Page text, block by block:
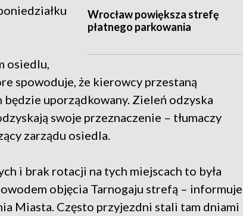
Wrocław powiększa strefę
płatnego parkowania
osiedlu,
spowoduje, że kierowcy przestaną
będzie uporządkowany. Zieleń odzyska
swoje przeznaczenie – tłumaczy
zarządu osiedla.
i brak rotacji na tych miejscach to była
objęcia Tarnogaju strefą – informuje
Miasta. Często przyjezdni stali tam dniami